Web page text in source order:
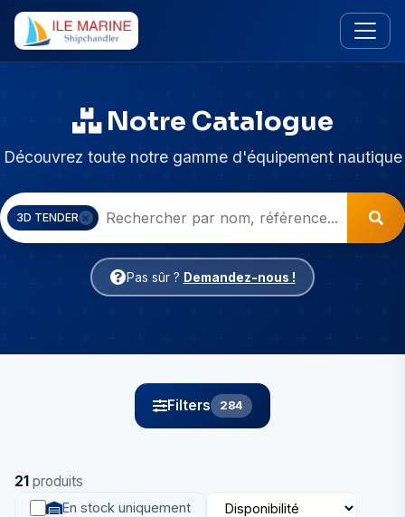
Notre Catalogue
Découvrez toute notre gamme d'équipement nautique
3D TENDER
Pas sûr ? Demandez-nous !
Filters 284
21 produits
En stock uniquement